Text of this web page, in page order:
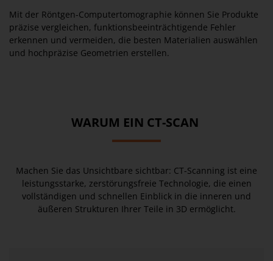
Mit der Röntgen-Computertomographie können Sie Produkte
präzise vergleichen, funktionsbeeinträchtigende Fehler
erkennen und vermeiden, die besten Materialien auswählen
und hochpräzise Geometrien erstellen.
WARUM EIN CT-SCAN
Machen Sie das Unsichtbare sichtbar: CT-Scanning ist eine
leistungsstarke, zerstörungsfreie Technologie, die einen
vollständigen und schnellen Einblick in die inneren und
äußeren Strukturen Ihrer Teile in 3D ermöglicht.